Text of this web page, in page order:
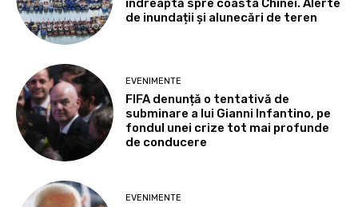
îndreaptă spre coasta Chinei. Alerte
de inundații și alunecări de teren
EVENIMENTE
FIFA denunță o tentativă de
subminare a lui Gianni Infantino, pe
fondul unei crize tot mai profunde
de conducere
EVENIMENTE